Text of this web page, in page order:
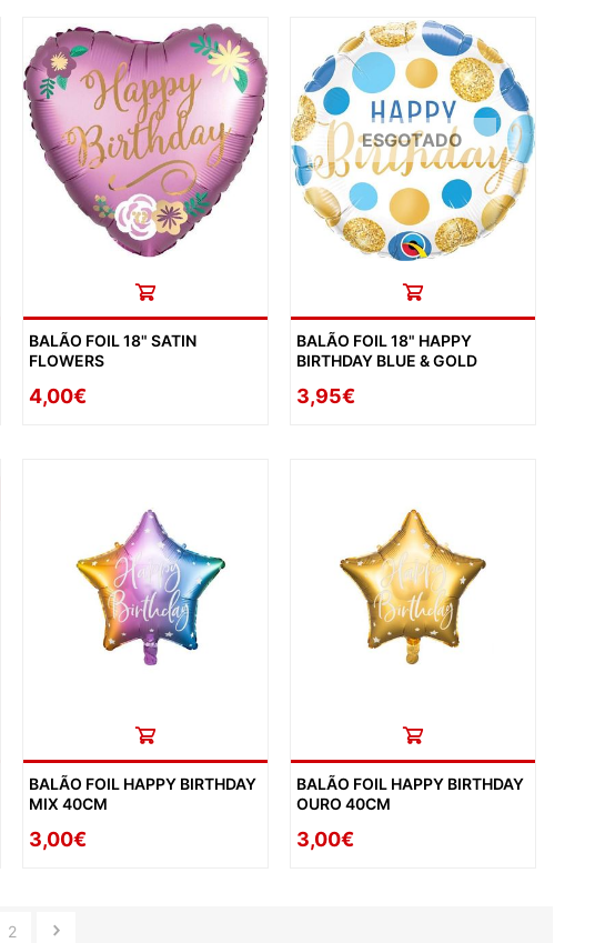
BALÃO FOIL 18" SATIN
FLOWERS
4,00€
ESGOTADO
BALÃO FOIL 18" HAPPY
BIRTHDAY BLUE & GOLD
3,95€
BALÃO FOIL HAPPY BIRTHDAY
MIX 40CM
3,00€
BALÃO FOIL HAPPY BIRTHDAY
OURO 40CM
3,00€
2